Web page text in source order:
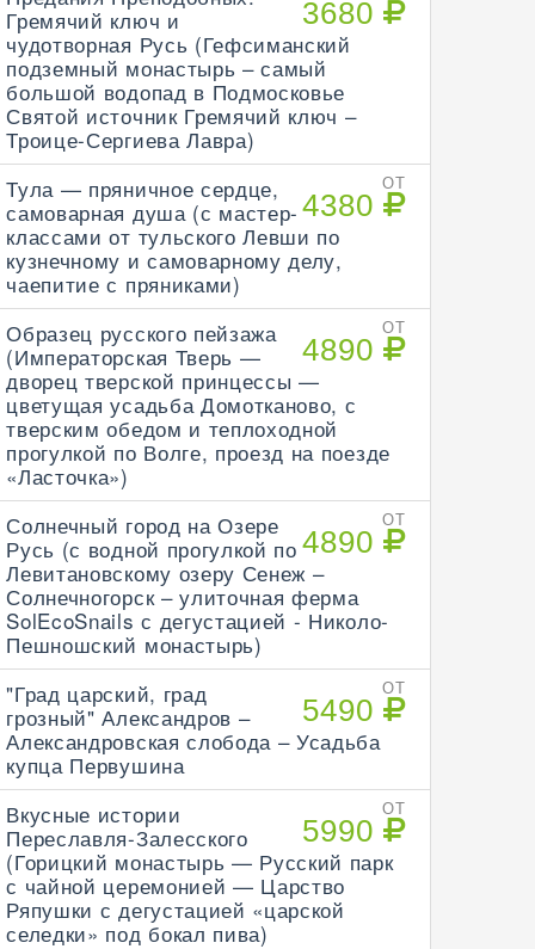
3680
Гремячий ключ и
чудотворная Русь (Гефсиманский
подземный монастырь – самый
большой водопад в Подмосковье
Святой источник Гремячий ключ –
Троице-Сергиева Лавра)
ОТ
4380
Тула — пряничное сердце,
самоварная душа (с мастер-
классами от тульского Левши по
кузнечному и самоварному делу,
чаепитие с пряниками)
ОТ
4890
Образец русского пейзажа
(Императорская Тверь —
дворец тверской принцессы —
цветущая усадьба Домотканово, с
тверским обедом и теплоходной
прогулкой по Волге, проезд на поезде
«Ласточка»)
ОТ
4890
Солнечный город на Озере
Русь (с водной прогулкой по
Левитановскому озеру Сенеж –
Солнечногорск – улиточная ферма
SolEcoSnails с дегустацией - Николо-
Пешношский монастырь)
ОТ
5490
"Град царский, град
грозный" Александров –
Александровская слобода – Усадьба
купца Первушина
ОТ
5990
Вкусные истории
Переславля-Залесского
(Горицкий монастырь — Русский парк
с чайной церемонией — Царство
Ряпушки с дегустацией «царской
селедки» под бокал пива)